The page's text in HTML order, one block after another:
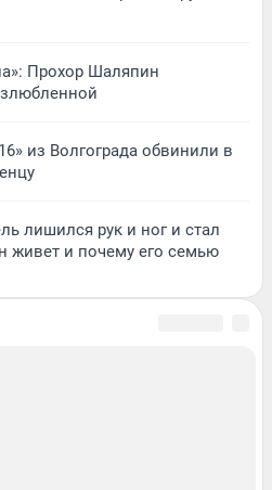
Прохор Шаляпин
из Волгограда обвинили в
лишился рук и ног и стал
живет и почему его семью